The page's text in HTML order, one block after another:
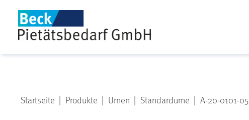
Startseite | Produkte | Urnen | Standardurne | A-20-0101-05